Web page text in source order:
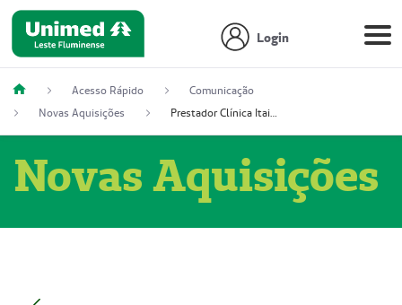
Login
Acesso Rápido
Comunicação
Novas Aquisições
Prestador Clínica Itaipú Ltda (51004348-2)
Novas Aquisições